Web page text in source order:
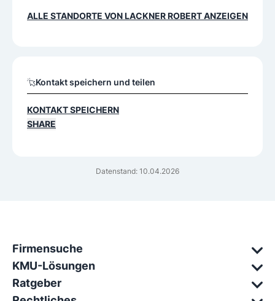
Datenstand: 10.04.2026
ALLE STANDORTE VONLACKNER ROBERTANZEIGEN
Kontakt speichern und teilen
KONTAKT SPEICHERN
SHARE
Firmensuche
KMU-Lösungen
Ratgeber